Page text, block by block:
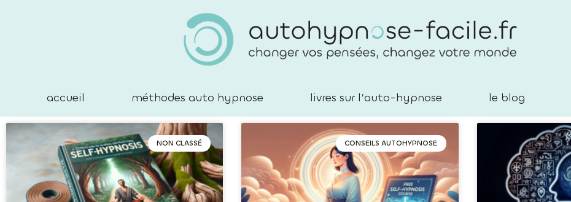
accueil méthodes auto hypnose livres sur l’auto-hypnose le blog
NON CLASSÉ CONSEILS AUTOHYPNOSE